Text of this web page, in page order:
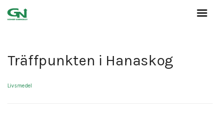
Träffpunkten i Hanaskog
Livsmedel